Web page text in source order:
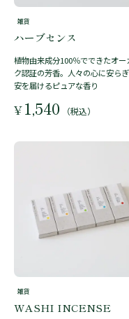
雑貨
ハーブセンス
植物由来成分100％でできたオー
ク認証の芳香。人々の心に安ら
安を届けるピュアな香り
¥1,540 （税込）
雑貨
WASHI INCENSE